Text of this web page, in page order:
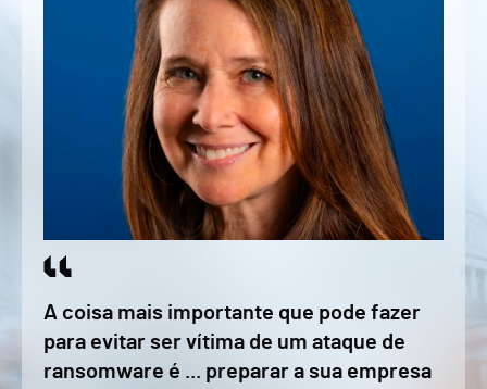
A coisa mais importante que pode fazer
para evitar ser vítima de um ataque de
ransomware é ... preparar a sua empresa